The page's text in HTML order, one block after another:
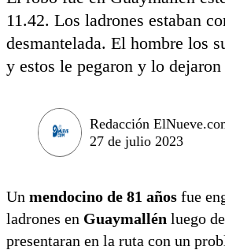
11.42. Los ladrones estaban
desmantelada. El hombre los
y estos le pegaron y lo
Redacción
27 de julio 2023
Un mendocino de 81 años fue
ladrones en Guaymallén luego
presentaran en la ruta con un